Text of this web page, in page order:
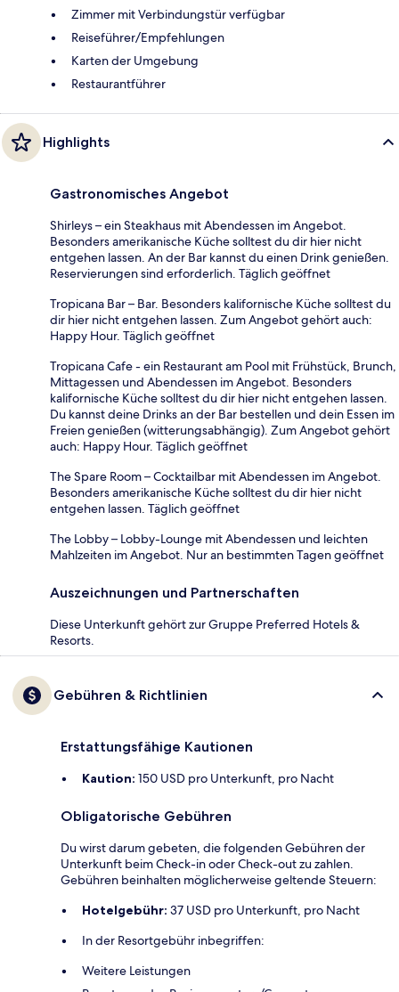
Zimmer mit Verbindungstür verfügbar
Reiseführer/Empfehlungen
Karten der Umgebung
Restaurantführer
Highlights
Gastronomisches Angebot
Shirleys – ein Steakhaus mit Abendessen im Angebot.
Besonders amerikanische Küche solltest du dir hier nicht
entgehen lassen. An der Bar kannst du einen Drink genießen.
Reservierungen sind erforderlich. Täglich geöffnet
Tropicana Bar – Bar. Besonders kalifornische Küche solltest du
dir hier nicht entgehen lassen. Zum Angebot gehört auch:
Happy Hour. Täglich geöffnet
Tropicana Cafe - ein Restaurant am Pool mit Frühstück, Brunch,
Mittagessen und Abendessen im Angebot. Besonders
kalifornische Küche solltest du dir hier nicht entgehen lassen.
Du kannst deine Drinks an der Bar bestellen und dein Essen im
Freien genießen (witterungsabhängig). Zum Angebot gehört
auch: Happy Hour. Täglich geöffnet
The Spare Room – Cocktailbar mit Abendessen im Angebot.
Besonders amerikanische Küche solltest du dir hier nicht
entgehen lassen. Täglich geöffnet
The Lobby – Lobby-Lounge mit Abendessen und leichten
Mahlzeiten im Angebot. Nur an bestimmten Tagen geöffnet
Auszeichnungen und Partnerschaften
Diese Unterkunft gehört zur Gruppe Preferred Hotels &
Resorts.
Gebühren & Richtlinien
Erstattungsfähige Kautionen
Kaution: 150 USD pro Unterkunft, pro Nacht
Obligatorische Gebühren
Du wirst darum gebeten, die folgenden Gebühren der
Unterkunft beim Check-in oder Check-out zu zahlen.
Gebühren beinhalten möglicherweise geltende Steuern:
Hotelgebühr: 37 USD pro Unterkunft, pro Nacht
In der Resortgebühr inbegriffen:
Weitere Leistungen